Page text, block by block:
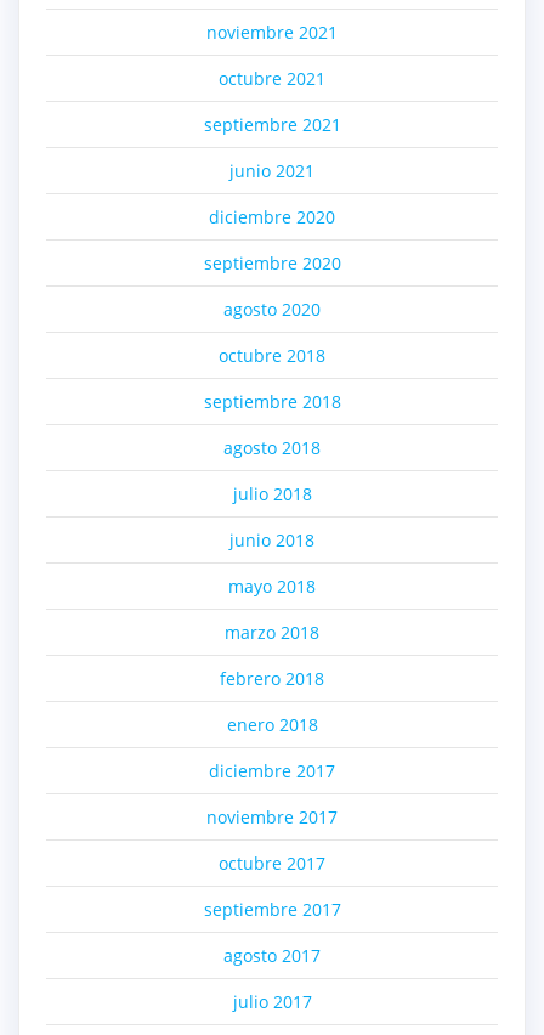
noviembre 2021
octubre 2021
septiembre 2021
junio 2021
diciembre 2020
septiembre 2020
agosto 2020
octubre 2018
septiembre 2018
agosto 2018
julio 2018
junio 2018
mayo 2018
marzo 2018
febrero 2018
enero 2018
diciembre 2017
noviembre 2017
octubre 2017
septiembre 2017
agosto 2017
julio 2017